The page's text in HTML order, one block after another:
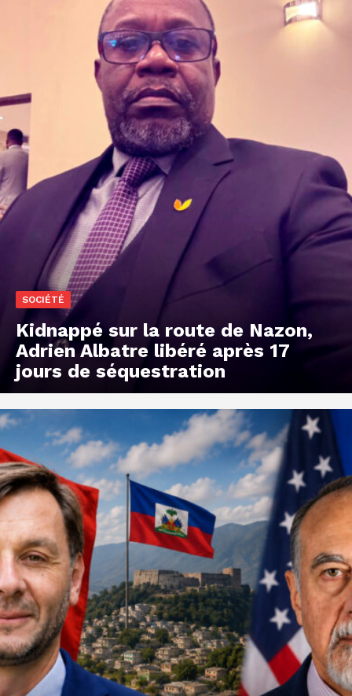
SOCIÉTÉ
Kidnappé sur la route de Nazon,
Adrien Albatre libéré après 17
jours de séquestration